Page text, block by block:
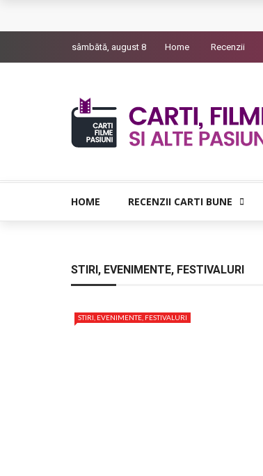
The Man Who Sold Air in the Holy
Bolla – O iubire interzisa din
Luati-ma drept un vis. Povestiri in K.
sâmbătă, august 8 Home Recenzii
HOME RECENZII CARTI BUNE
STIRI, EVENIMENTE, FESTIVALURI
STIRI, EVENIMENTE, FESTIVALURI